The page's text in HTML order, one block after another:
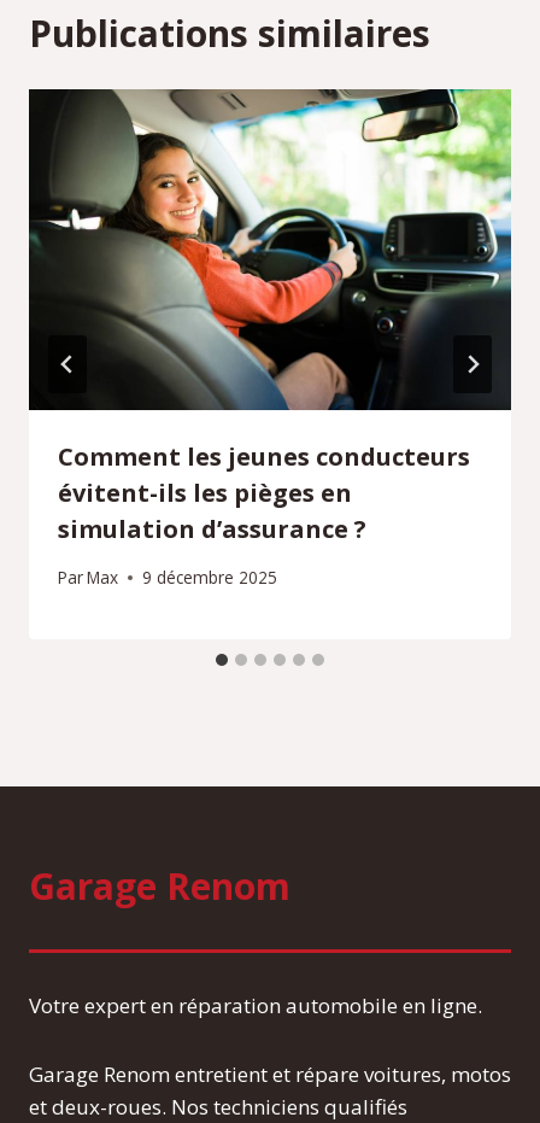
Publications similaires
Comment les jeunes conducteurs
évitent-ils les pièges en
simulation d’assurance ?
ParMax 9 décembre 2025
Garage Renom
Votre expert en réparation automobile en ligne.
Garage Renom entretient et répare voitures, motos
et deux-roues. Nos techniciens qualifiés